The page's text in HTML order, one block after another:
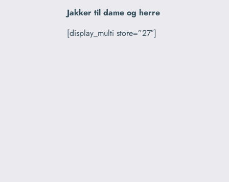
Jakker til dame og herre
[display_multi store=”27″]